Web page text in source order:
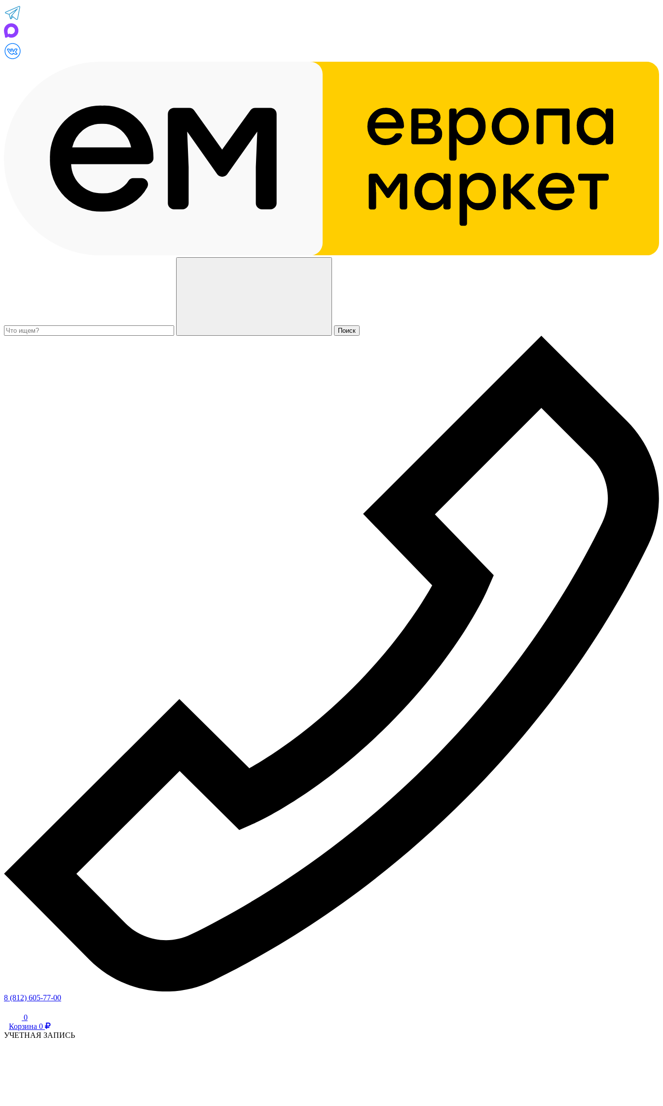
8 (812) 605-77-00
0
Корзина 0
УЧЕТНАЯ ЗАПИСЬ